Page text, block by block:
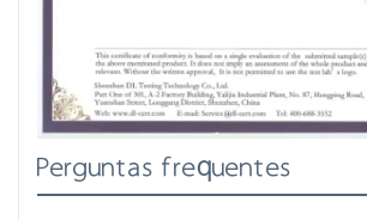
Perguntas frequentes